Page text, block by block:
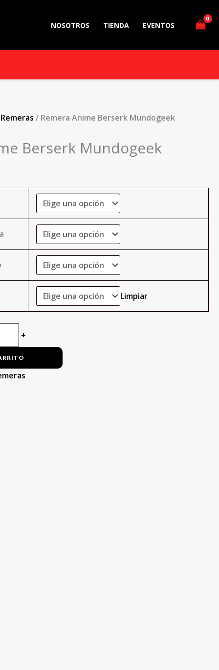
NOSOTROS TIENDA EVENTOS
Remeras / Remera Anime Berserk Mundogeek
Berserk Mundogeek
Limpiar
+